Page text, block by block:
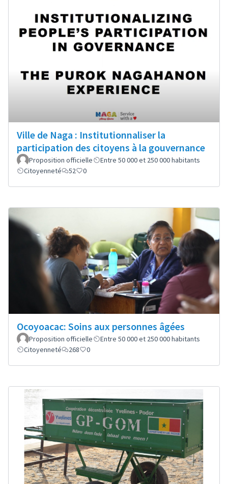
Ville de Naga : Institutionnaliser la
participation des citoyens à la gouvernance
Proposition officielle
Entre 50 000 et 250 000 habitants
Citoyenneté
52 0
Ocoyoacac: Soins aux personnes âgées
Proposition officielle
Entre 50 000 et 250 000 habitants
Citoyenneté
268 0